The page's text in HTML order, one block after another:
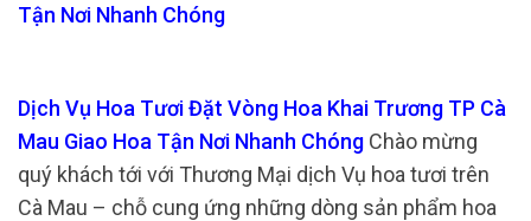
Tận Nơi Nhanh Chóng
Dịch Vụ Hoa Tươi Đặt Vòng Hoa Khai Trương TP Cà
Mau Giao Hoa Tận Nơi Nhanh Chóng Chào mừng
quý khách tới với Thương Mại dịch Vụ hoa tươi trên
Cà Mau – chỗ cung ứng những dòng sản phẩm hoa